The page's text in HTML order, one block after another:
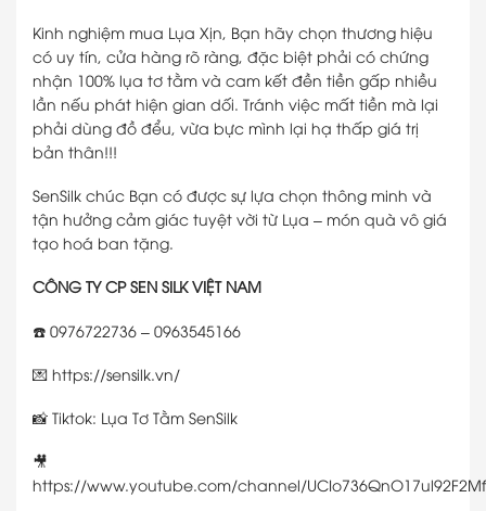
Kinh nghiệm mua Lụa Xịn, Bạn hãy chọn thương hiệu
có uy tín, cửa hàng rõ ràng, đặc biệt phải có chứng
nhận 100% lụa tơ tằm và cam kết đền tiền gấp nhiều
lần nếu phát hiện gian dối. Tránh việc mất tiền mà lại
phải dùng đồ đểu, vừa bực mình lại hạ thấp giá trị
bản thân!!!
SenSilk chúc Bạn có được sự lựa chọn thông minh và
tận hưởng cảm giác tuyệt vời từ Lụa – món quà vô giá
tạo hoá ban tặng.
CÔNG TY CP SEN SILK VIỆT NAM
☎️ 0976722736 – 0963545166
💌 https://sensilk.vn/
📸 ⁠Tiktok: Lụa Tơ Tằm SenSilk
🎥
https://www.youtube.com/channel/